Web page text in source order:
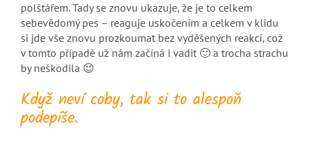
polštářem. Tady se znovu ukazuje, že je to celkem
sebevědomý pes – reaguje uskočením a celkem v klidu
si jde vše znovu prozkoumat bez vyděšených reakcí, což
v tomto případě už nám začíná i vadit 🙂 a trocha strachu
by neškodila 😉
Když neví coby, tak si to alespoň
podepíše.